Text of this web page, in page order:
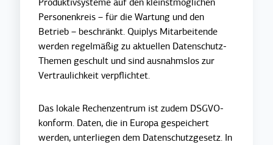
Produktivsysteme auf den kleinstmöglichen
Personenkreis – für die Wartung und den
Betrieb – beschränkt. Quiplys Mitarbeitende
werden regelmäßig zu aktuellen Datenschutz-
Themen geschult und sind ausnahmslos zur
Vertraulichkeit verpflichtet.
Das lokale Rechenzentrum ist zudem DSGVO-
konform. Daten, die in Europa gespeichert
werden, unterliegen dem Datenschutzgesetz. In